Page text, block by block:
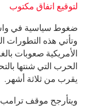
لتوقيع اتفاق مكتوب
ضغوط سياسية في
وتأتي هذه التطورات
الأمريكية صعوبات
الحرب التي شنتها
يقرب من ثلاثة أشهر.
ويتأرجح موقف ترامب